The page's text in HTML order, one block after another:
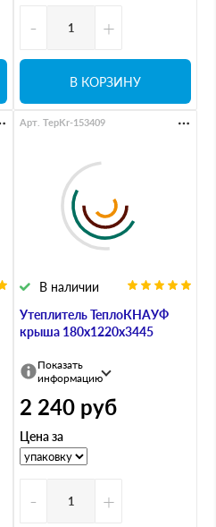
- +
В КОРЗИНУ
Утеплитель ТеплоКНАУФ
крыша 180х1220х3445
В наличии
Арт. TepKr-153409
Показать
информацию
2 240 руб
Цена за
- +